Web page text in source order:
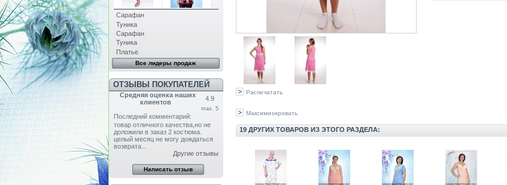
Сарафан
Туника
Сарафан
Туника
Платье
Все лидеры продаж
ОТЗЫВЫ ПОКУПАТЕЛЕЙ
Средняя оценка наших
клиентов
4.9
max. 5
Последний комментарий:
товар отличного качества,но не
доложили в заказ 2 костюма.
целый месяц не могу дождаться
возврата...
Другие отзывы
Распечатать
Максимизировать
19 ДРУГИХ ТОВАРОВ ИЗ ЭТОГО РАЗДЕЛА: